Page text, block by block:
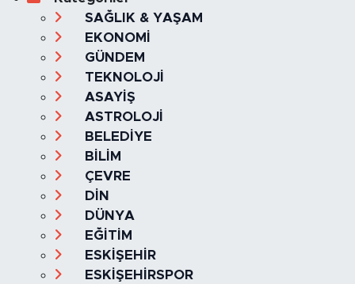
SAĞLIK & YAŞAM
EKONOMİ
GÜNDEM
TEKNOLOJİ
ASAYİŞ
ASTROLOJİ
BELEDİYE
BİLİM
ÇEVRE
DİN
DÜNYA
EĞİTİM
ESKİŞEHİR
ESKİŞEHİRSPOR